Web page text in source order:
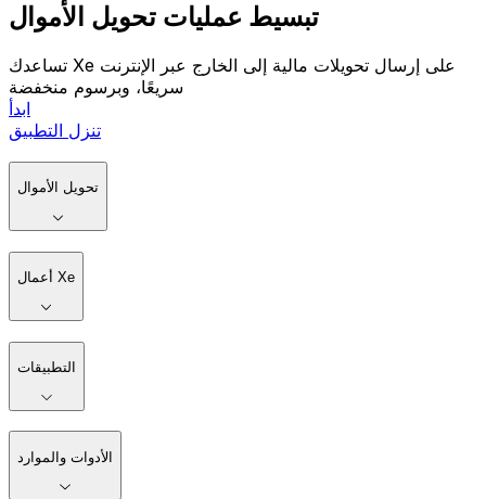
تبسيط عمليات تحويل الأموال
تساعدك Xe على إرسال تحويلات مالية إلى الخارج عبر الإنترنت
سريعًا، وبرسوم منخفضة
ابدأ
تنزل التطبيق
تحويل الأموال
أعمال Xe
التطبيقات
الأدوات والموارد